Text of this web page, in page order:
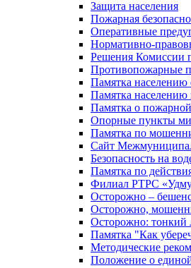
Защита населения
Пожарная
Оперативные
Нормативно-
Решения Комиссии
Противопожарные
Памятка населению
Памятка
Памятка о
Опорные пункты
Памятка по
Сайт
Безопасность на
Памятка по
Филиал РТРС
Осторожно –
Осторожно,
Осторожно: тонкий
Памятка "Как
Методические
Положение о